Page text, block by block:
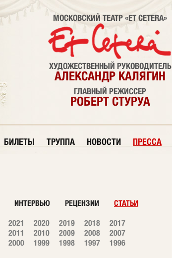
МОСКОВСКИЙ ТЕАТР «ET CETERA»
ХУДОЖЕСТВЕННЫЙ РУКОВОДИТЕЛЬ
АЛЕКСАНДР КАЛЯГИН
ГЛАВНЫЙ РЕЖИССЕР
РОБЕРТ СТУРУА
БИЛЕТЫ ТРУППА НОВОСТИ ПРЕССА
ИНТЕРВЬЮ РЕЦЕНЗИИ СТАТЬИ
2021 2020 2019 2018
2017
2011 2010 2009 2008
2007
2000 1999 1998 1997
1996